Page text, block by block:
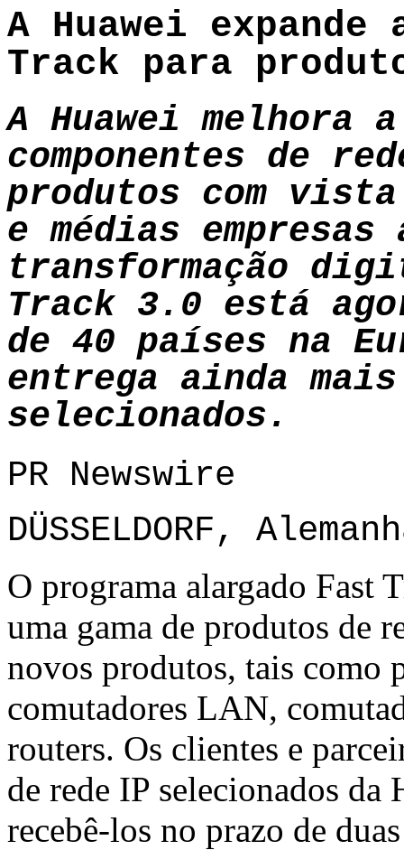
A Huawei expande
Track para
A Huawei melhora
componentes de
produtos com
e médias empresas
transformação
Track 3.0 está
de 40 países na
entrega ainda
selecionados.
PR Newswire
DÜSSELDORF,
O programa alargado Fast
uma gama de produtos de
novos produtos, tais como
comutadores LAN,
routers. Os clientes e
de rede IP selecionados
recebê-los no prazo de